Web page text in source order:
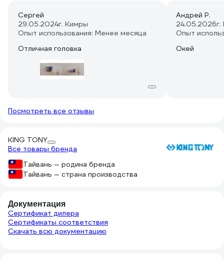
Сергей
29.05.2024г. Кимры
Опыт использования: Менее месяца
Отличная головка
Андрей Р.
24.05.2026
Опыт
Окей
Посмотреть все отзывы
KING TONY
Все товары бренда
Тайвань — родина бренда
Тайвань — страна производства
Документация
Сертификат дилера
Сертификаты соответствия
Скачать всю документацию